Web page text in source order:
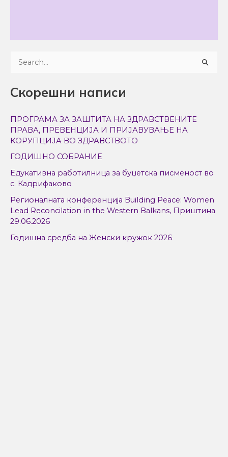
a
c
h
f
r
:
Скорешни написи
ПРОГРАМА ЗА ЗАШТИТА НА ЗДРАВСТВЕНИТЕ
ПРАВА, ПРЕВЕНЦИЈА И ПРИЈАВУВАЊЕ НА
КОРУПЦИЈА ВО ЗДРАВСТВОТО
ГОДИШНО СОБРАНИЕ
Едукативна работилница за буџетска писменост во
с. Кадрифаково
Регионалната конференција Building Peace: Women
Lead Reconcilation in the Western Balkans, Приштина
29.06.2026
Годишна средба на Женски кружок 2026